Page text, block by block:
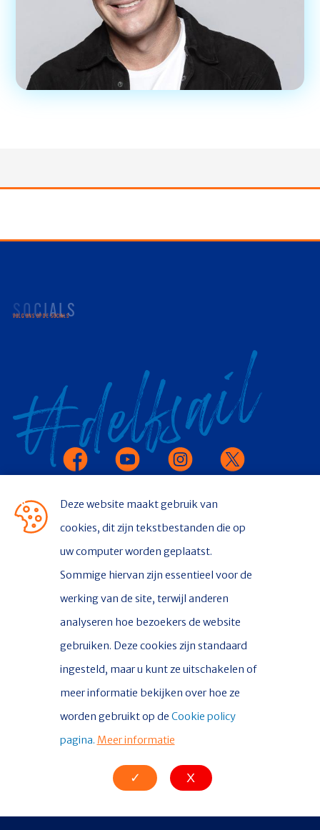
SOCIALS
VOLG ONS OP DE SOCIALS
Facebook Youtube Instagram
CONTACT
Stichting Delfsail
9930 AH Delfzijl
Deze website maakt gebruik van
cookies, dit zijn tekstbestanden die op
uw computer worden geplaatst.
Sommige hiervan zijn essentieel voor de
werking van de site, terwijl anderen
analyseren hoe bezoekers de website
gebruiken. Deze cookies zijn standaard
ingesteld, maar u kunt ze uitschakelen of
meer informatie bekijken over hoe ze
worden gebruikt op de Cookie policy
pagina. Meer informatie
✓ X